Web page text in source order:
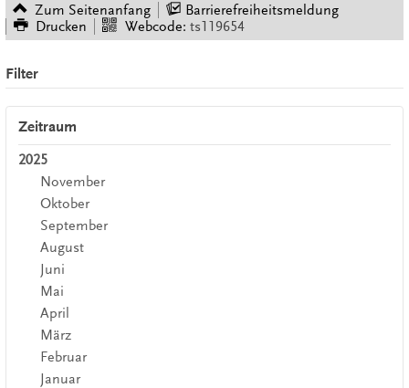
Zum Seitenanfang
Barrierefreiheitsmeldung
Drucken
Webcode: ts119654
Filter
Zeitraum
2025
November
Oktober
September
August
Juni
Mai
April
März
Februar
Januar